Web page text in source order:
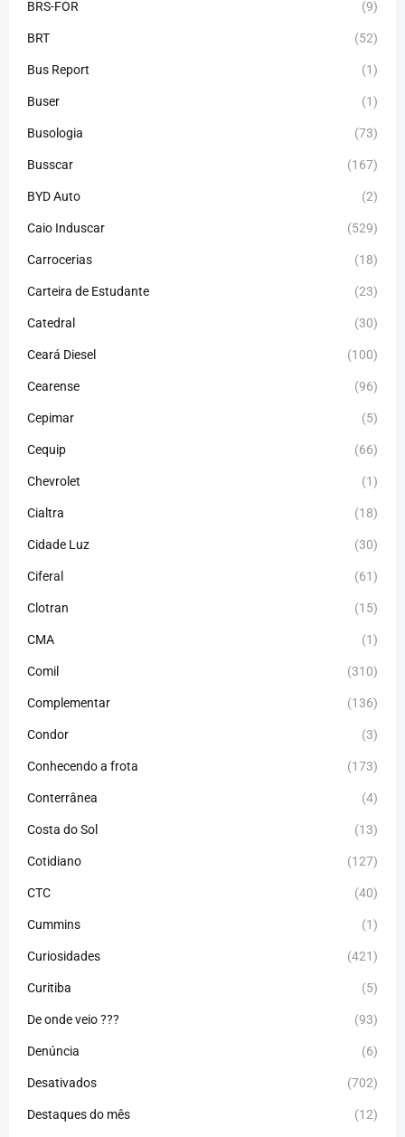
BRS-FOR (9)
BRT (52)
Bus Report (1)
Buser (1)
Busologia (73)
Busscar (167)
BYD Auto (2)
Caio Induscar (529)
Carrocerias (18)
Carteira de Estudante (23)
Catedral (30)
Ceará Diesel (100)
Cearense (96)
Cepimar (5)
Cequip (66)
Chevrolet (1)
Cialtra (18)
Cidade Luz (30)
Ciferal (61)
Clotran (15)
CMA (1)
Comil (310)
Complementar (136)
Condor (3)
Conhecendo a frota (173)
Conterrânea (4)
Costa do Sol (13)
Cotidiano (127)
CTC (40)
Cummins (1)
Curiosidades (421)
Curitiba (5)
De onde veio ??? (93)
Denúncia (6)
Desativados (702)
Destaques do mês (12)